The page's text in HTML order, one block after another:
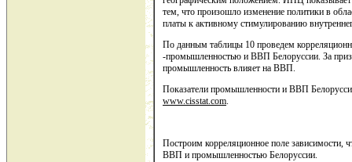
тем, что произошло изменение политики в
платы к активному стимулированию
По данным таблицы 10 проведем
-промышленностью и ВВП Белоруссии. За
промышленность влияет на ВВП.
Показатели промышленности и ВВП
www.cisstat.com.
Построим корреляционное поле зависимости,
ВВП и промышленностью Белоруссии.